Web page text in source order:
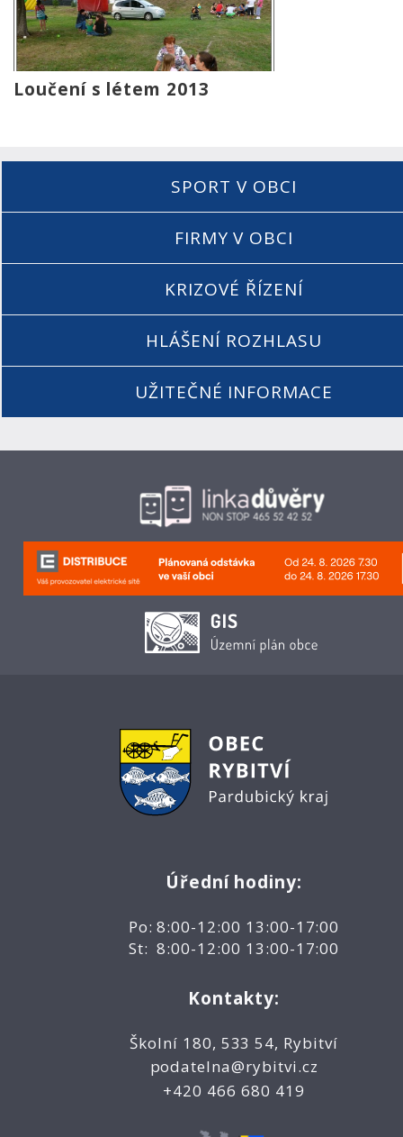
Loučení s létem 2013
SPORT V OBCI
FIRMY V OBCI
KRIZOVÉ ŘÍZENÍ
HLÁŠENÍ ROZHLASU
UŽITEČNÉ INFORMACE
Úřední hodiny:
Po: 8:00-12:00 13:00-17:00
St: 8:00-12:00 13:00-17:00
Kontakty:
Školní 180, 533 54, Rybitví
podatelna@rybitvi.cz
+420 466 680 419